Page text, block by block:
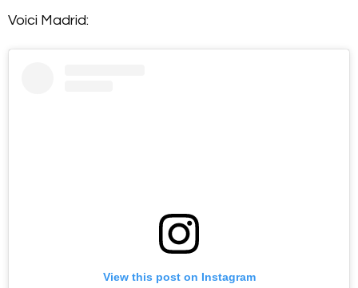
Voici Madrid:
View this post on Instagram